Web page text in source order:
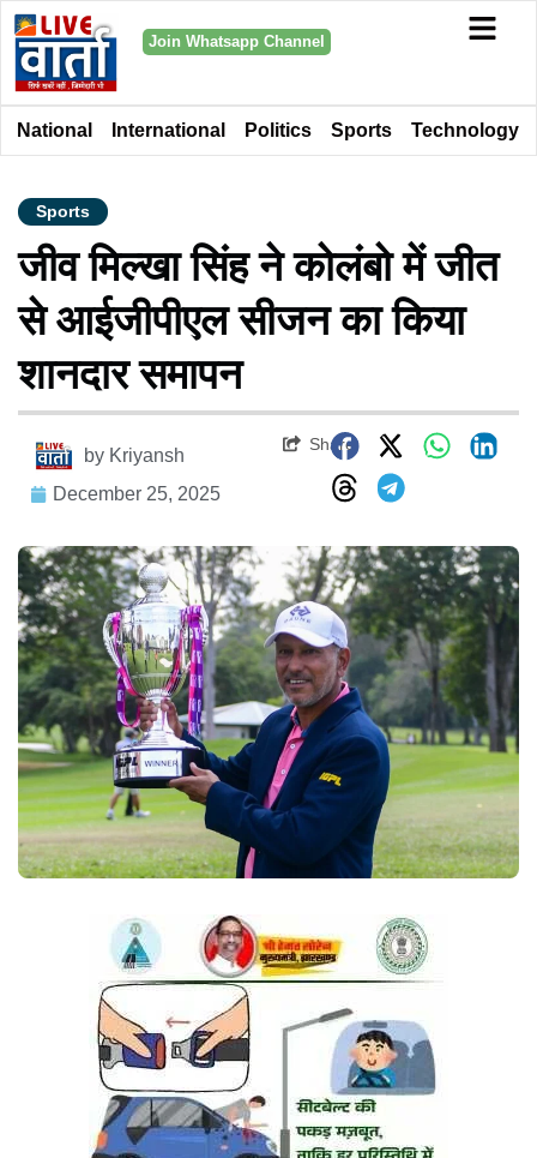
Join Whatsapp Channel
National International Politics Sports Technology
Sports
जीव मिल्खा सिंह ने कोलंबो में जीत
से आईजीपीएल सीजन का किया
शानदार समापन
by Kriyansh
December 25, 2025
Share